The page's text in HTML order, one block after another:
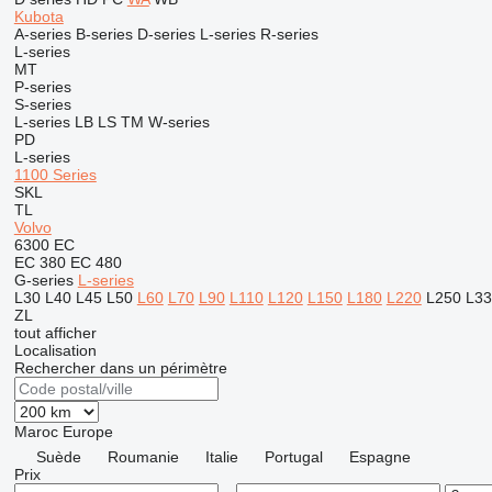
Kubota
A-series B-series D-series L-series R-series
L-series
MT
P-series
S-series
L-series LB LS TM W-series
PD
L-series
1100 Series
SKL
TL
Volvo
6300 EC
EC 380 EC 480
G-series L-series
L30 L40 L45 L50 L60 L70 L90 L110 L120 L150 L180 L220 L250
ZL
tout afficher
Localisation
Rechercher dans un périmètre
Maroc Europe
Suède
Roumanie Italie Portugal
Espagne
Prix